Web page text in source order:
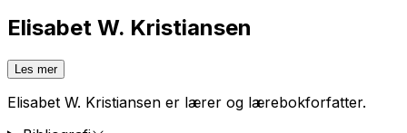
Elisabet W. Kristiansen
Les mer
Elisabet W. Kristiansen er lærer og lærebokforfatter.